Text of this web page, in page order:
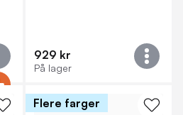
929 kr
På lager
Flere farger